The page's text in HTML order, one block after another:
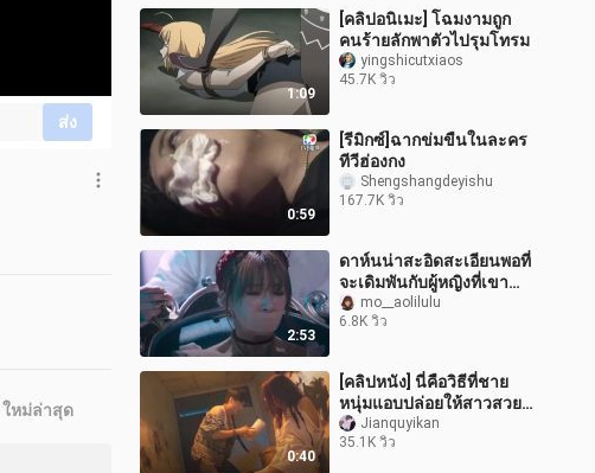
ส่ง
1:09
[คลิปอนิเมะ] โฉมงามถูก
คนร้ายลักพาตัวไปรุมโทรม
yingshicutxiaos
45.7K วิว
0:59
[รีมิกซ์]ฉากข่มขืนในละคร
ทีวีฮ่องกง
Shengshangdeyishu
167.7K วิว
2:53
ดาห์นน่าสะอิดสะเอียนพอที่
จะเดิมพันกับผู้หญิงที่เขา
ชอบmo__aolilulu
6.8K วิว
0:40
[คลิปหนัง] นี่คือวิธีที่ชาย
หนุ่มแอบปล่อยให้สาวสวย
หนี Jianquyikan
35.1K วิว
ใหม่ล่าสุด